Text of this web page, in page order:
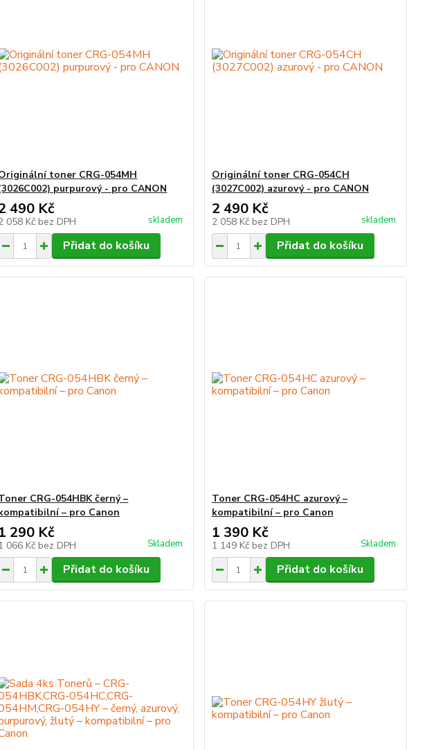
toner CRG-054MH
purpurový - pro CANON
490 Kč
058 Kč bez DPH skladem
Přidat do košíku
Originální toner CRG-054CH
(3027C002) azurový - pro CANON
2 490 Kč
2 058 Kč bez DPH skladem
Přidat do košíku
CRG-054HBK černý –
– pro Canon
290 Kč
066 Kč bez DPH Skladem
Přidat do košíku
Toner CRG-054HC azurový –
kompatibilní – pro Canon
1 390 Kč
1 149 Kč bez DPH Skladem
Přidat do košíku